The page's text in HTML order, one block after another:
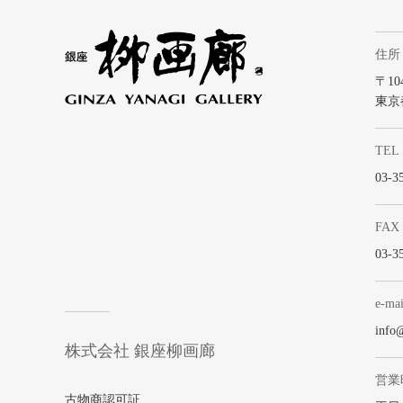
株式会社 銀座柳画廊
古物商認可証
住所
〒
東京
TEL
03-
FAX
03-
e-
営業